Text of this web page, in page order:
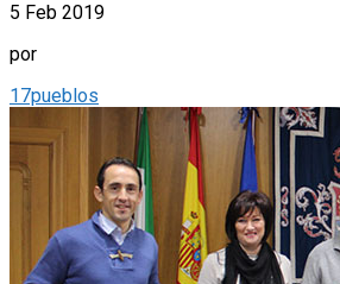
5 Feb 2019
por
17pueblos